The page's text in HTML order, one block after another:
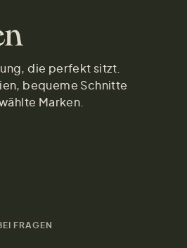
die perfekt sitzt.
bequeme Schnitte
Marken.
FRAGEN